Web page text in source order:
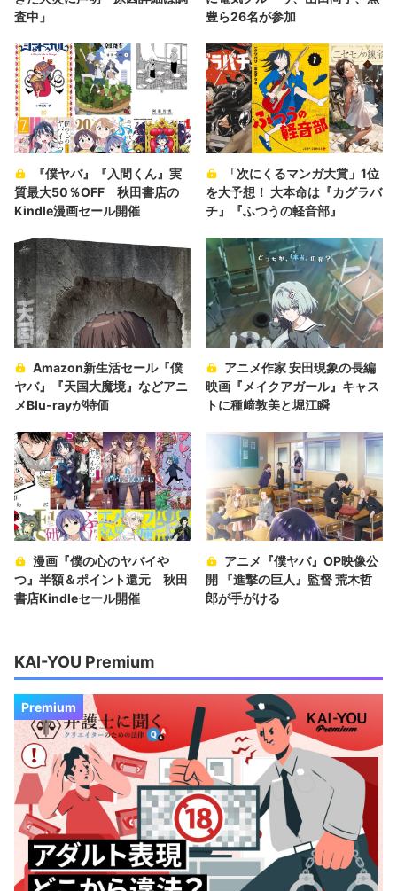
査中」
豊ら26名が参加
『僕ヤバ』『入間くん』実
質最大50％OFF 秋田書店の
Kindle漫画セール開催
「次にくるマンガ大賞」1位
を大予想！ 大本命は『カグラバ
チ』『ふつうの軽音部』
Amazon新生活セール『僕
ヤバ』『天国大魔境』などアニ
メBlu-rayが特価
アニメ作家 安田現象の長編
映画『メイクアガール』キャス
トに種﨑敦美と堀江瞬
漫画『僕の心のヤバイや
つ』半額＆ポイント還元 秋田
書店Kindleセール開催
アニメ『僕ヤバ』OP映像公
開 『進撃の巨人』監督 荒木哲
郎が手がける
KAI-YOU Premium
Premium